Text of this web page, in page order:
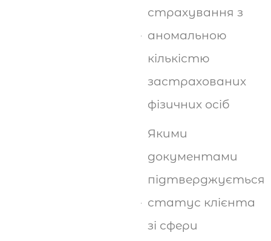
страхування з
аномальною
кількістю
застрахованих
фізичних осіб
Якими
документами
підтверджується
статус клієнта
зі сфери